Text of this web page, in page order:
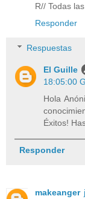
R// Todas
Responder
Respuestas
El Guille
18:05:00
Hola
Éxitos!
Responder
makeanger